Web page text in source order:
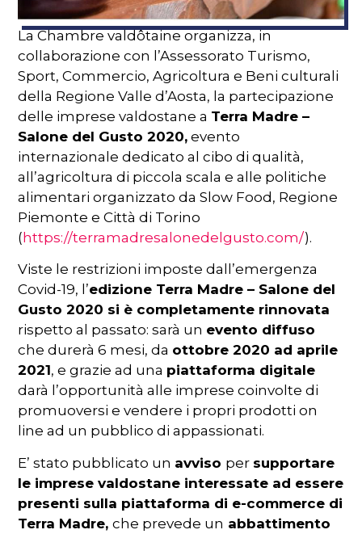
La Chambre valdôtaine organizza, in
collaborazione con l’Assessorato Turismo,
Sport, Commercio, Agricoltura e Beni culturali
della Regione Valle d’Aosta, la partecipazione
delle imprese valdostane a Terra Madre –
Salone del Gusto 2020, evento
internazionale dedicato al cibo di qualità,
all’agricoltura di piccola scala e alle politiche
alimentari organizzato da Slow Food, Regione
Piemonte e Città di Torino
( https://terramadresalonedelgusto.com/).
Viste le restrizioni imposte dall’emergenza
Covid-19, l’edizione Terra Madre – Salone del
Gusto 2020 si è completamente rinnovata
rispetto al passato: sarà un evento diffuso
che durerà 6 mesi, da ottobre 2020 ad aprile
2021, e grazie ad una piattaforma digitale
darà l’opportunità alle imprese coinvolte di
promuoversi e vendere i propri prodotti on
line ad un pubblico di appassionati.
E’ stato pubblicato un avviso per supportare
le imprese valdostane interessate ad essere
presenti sulla piattaforma di e-commerce di
Terra Madre,che prevede un abbattimento